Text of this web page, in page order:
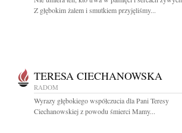
Z głębokim żalem i smutkiem przyjęliśmy...
TERESA CIECHANOWSKA
RADOM
Wyrazy głębokiego współczucia dla Pani Teresy
Ciechanowskiej z powodu śmierci Mamy...